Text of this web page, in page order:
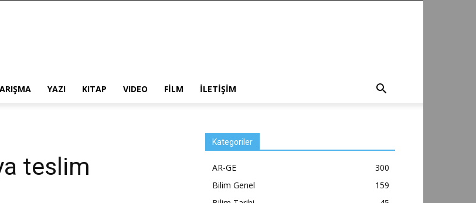
YAZI KITAP VIDEO FİLM İLETİŞİM
teslim
Kategoriler
AR-GE
300
Bilim Genel
159